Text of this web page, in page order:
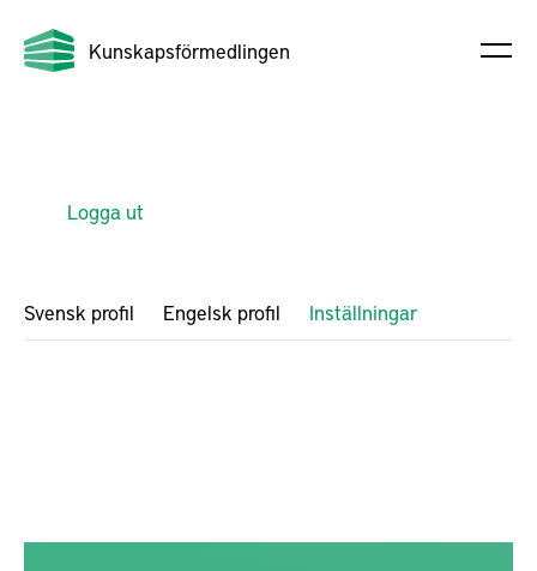
Kunskapsförmedlingen
Logga ut
Svensk profil Engelsk profil Inställningar